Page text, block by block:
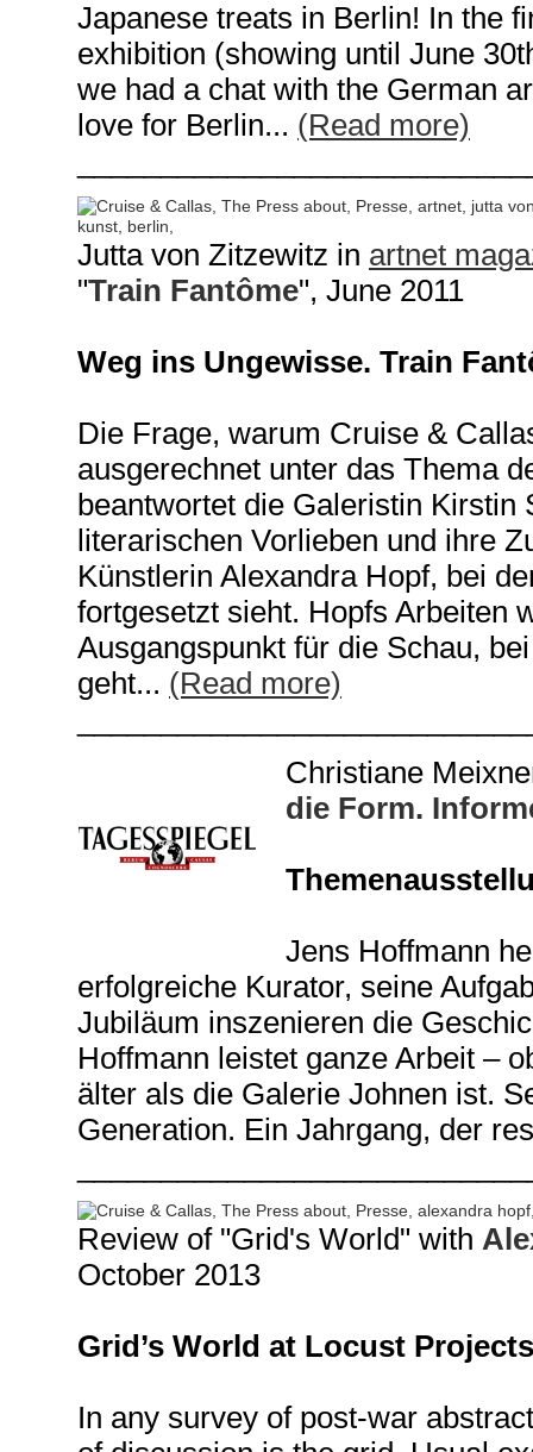
Japanese treats in Berlin! In the
exhibition (showing until June
we had a chat with the German
love for Berlin... (Read more)
Jutta von Zitzewitz in artnet
"Train Fantôme", June 2011
Weg ins Ungewisse. Train
Die Frage, warum Cruise &
ausgerechnet unter das Thema
beantwortet die Galeristin
literarischen Vorlieben und ihre
Künstlerin Alexandra Hopf, bei
fortgesetzt sieht. Hopfs Arbeiten
Ausgangspunkt für die Schau,
geht... (Read more)
Christiane
die Form.
Jens Hoffmann
erfolgreiche Kurator, seine
Jubiläum inszenieren die
Hoffmann leistet ganze Arbeit –
älter als die Galerie Johnen ist.
Generation. Ein Jahrgang, der
Review of "Grid's World" with
October 2013
Grid’s World at Locust Projects
In any survey of post-war